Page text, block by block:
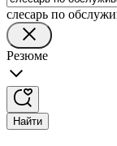
слесарь по
Резюме
Найти